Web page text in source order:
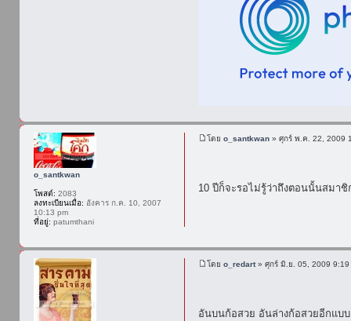
โดยo_santkwan » ศุกร์ พ.ค. 22, 2009
10 ปีก็จะรอไม่รู้ว่าถึงตอนนั้นสมา
o_santkwan
โพสต์: 2083
ลงทะเบียนเมื่อ: อังคาร ก.ค. 10, 2007
10:13 pm
ที่อยู่: patumthani
โดยo_redart» ศุกร์ มิ.ย. 05, 2009 9:19
อันบนก้อสวย อันล่างก้อสวยอีกแบ